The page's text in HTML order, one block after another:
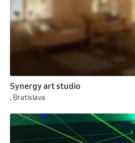
Synergy art studio
, Bratislava